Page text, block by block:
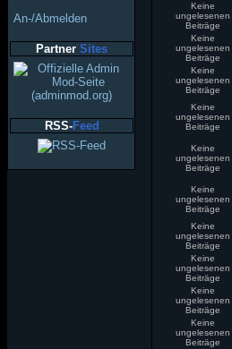
An-/Abmelden
Partner Sites
RSS-Feed
Keine
ungelesenen
Beiträge
Keine
ungelesenen
Beiträge
Keine
ungelesenen
Beiträge
Keine
ungelesenen
Beiträge
Keine
ungelesenen
Beiträge
Keine
ungelesenen
Beiträge
Keine
ungelesenen
Beiträge
Keine
ungelesenen
Beiträge
Keine
ungelesenen
Beiträge
Keine
ungelesenen
Beiträge